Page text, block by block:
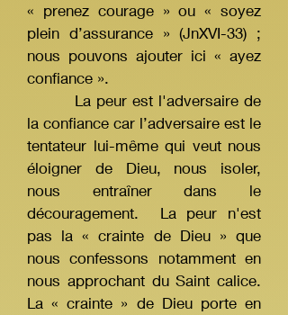
« prenez courage » ou « soyez
plein d’assurance » (JnXVI-33) ;
nous pouvons ajouter ici « ayez
confiance ».
La peur est l'adversaire de
la confiance car l’adversaire est le
tentateur lui-même qui veut nous
éloigner de Dieu, nous isoler,
nous entraîner dans le
découragement. La peur n'est
pas la « crainte de Dieu » que
nous confessons notamment en
nous approchant du Saint calice.
La « crainte » de Dieu porte en